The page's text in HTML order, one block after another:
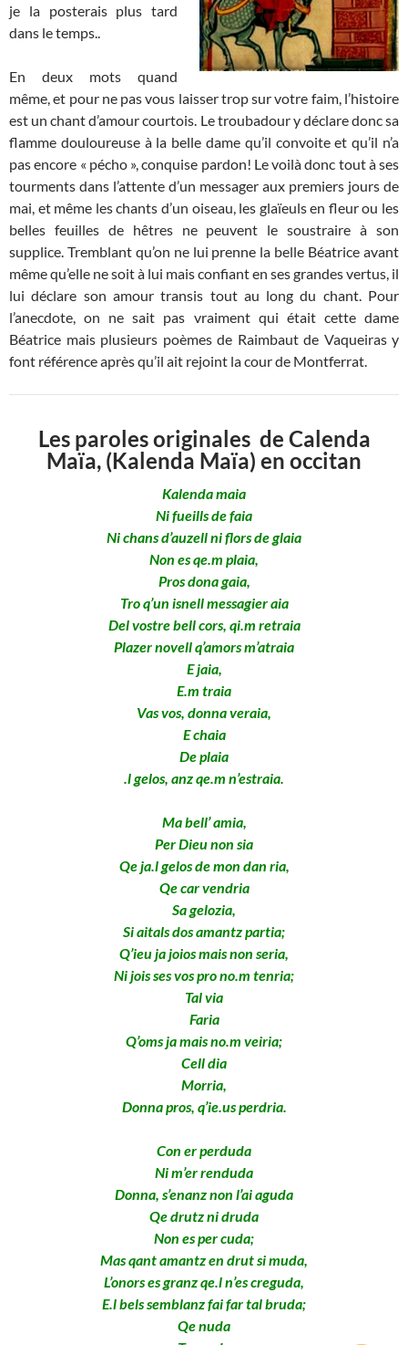
je la posterais plus tard
dans le temps..
En deux mots quand
même, et pour ne pas vous laisser trop sur votre faim, l’histoire
est un chant d’amour courtois. Le troubadour y déclare donc sa
flamme douloureuse à la belle dame qu’il convoite et qu’il n’a
pas encore « pécho », conquise pardon! Le voilà donc tout à ses
tourments dans l’attente d’un messager aux premiers jours de
mai, et même les chants d’un oiseau, les glaïeuls en fleur ou les
belles feuilles de hêtres ne peuvent le soustraire à son
supplice. Tremblant qu’on ne lui prenne la belle Béatrice avant
même qu’elle ne soit à lui mais confiant en ses grandes vertus, il
lui déclare son amour transis tout au long du chant. Pour
l’anecdote, on ne sait pas vraiment qui était cette dame
Béatrice mais plusieurs poèmes de Raimbaut de Vaqueiras y
font référence après qu’il ait rejoint la cour de Montferrat.
Les paroles originales de Calenda
Maïa, (Kalenda Maïa) en occitan
Kalenda maia
Ni fueills de faia
Ni chans d’auzell ni flors de glaia
Non es qe.m plaia,
Pros dona gaia,
Tro q’un isnell messagier aia
Del vostre bell cors, qi.m retraia
Plazer novell q’amors m’atraia
E jaia,
E.m traia
Vas vos, donna veraia,
E chaia
De plaia
.l gelos, anz qe.m n’estraia.
Ma bell’ amia,
Per Dieu non sia
Qe ja.l gelos de mon dan ria,
Qe car vendria
Sa gelozia,
Si aitals dos amantz partia;
Q’ieu ja joios mais non seria,
Ni jois ses vos pro no.m tenria;
Tal via
Faria
Q’oms ja mais no.m veiria;
Cell dia
Morria,
Donna pros, q’ie.us perdria.
Con er perduda
Ni m’er renduda
Donna, s’enanz non l’ai aguda
Qe drutz ni druda
Non es per cuda;
Mas qant amantz en drut si muda,
L’onors es granz qe.l n’es creguda,
E.l bels semblanz fai far tal bruda;
Qe nuda